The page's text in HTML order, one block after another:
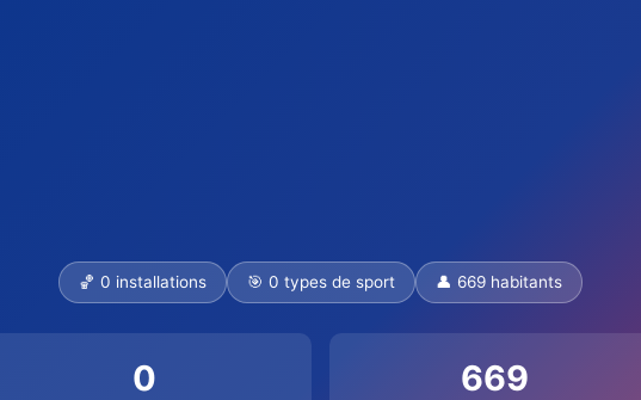
🏀 0 installations 🎯 0 types de sport 👤 669 habitants
0 669